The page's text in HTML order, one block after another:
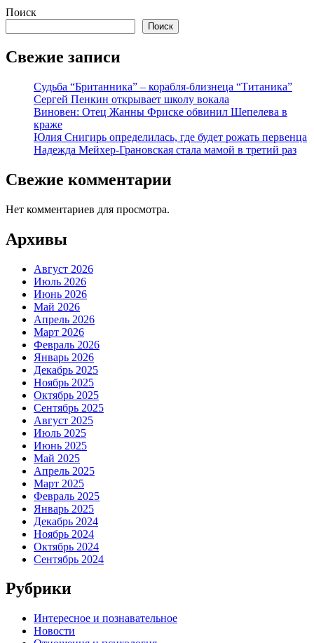
Поиск
Поиск
Свежие записи
Судьба “Британника” – корабля-близнеца “Титаника”
Сергей Пенкин открывает школу вокала
Виновен: Отец Жанны Фриске обвинил Шепелева в
краже
Юлия Снигирь определилась, где будет рожать первенца
Надежда Мейхер-Грановская стала мамой в третий раз
Свежие комментарии
Нет комментариев для просмотра.
Архивы
Август 2026
Июль 2026
Июнь 2026
Май 2026
Апрель 2026
Март 2026
Февраль 2026
Январь 2026
Декабрь 2025
Ноябрь 2025
Октябрь 2025
Сентябрь 2025
Август 2025
Июль 2025
Июнь 2025
Май 2025
Апрель 2025
Март 2025
Февраль 2025
Январь 2025
Декабрь 2024
Ноябрь 2024
Октябрь 2024
Сентябрь 2024
Рубрики
Интересное и познавательное
Новости